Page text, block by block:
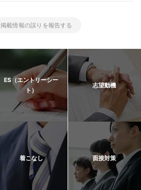
掲載情報の誤りを報告する
ES（エントリーシー
ト）
志望動機
着こなし 面接対策